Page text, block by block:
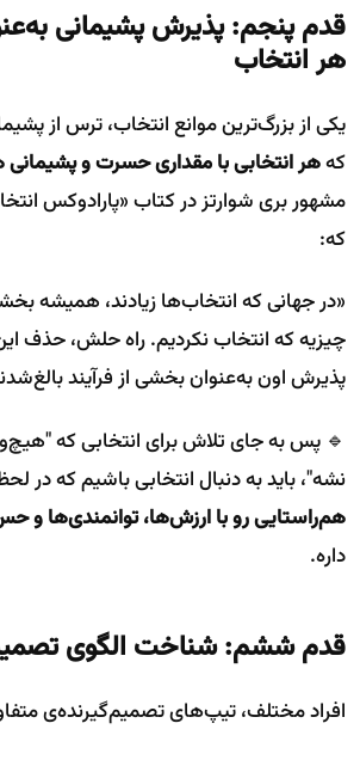
قدم پنجم: پذیرش پشیمانی
هر انتخاب
یکی از بزرگ‌ترین موانع انتخاب، ترس از
کههر انتخابی با مقداری حسرت و
مشهور بری شوارتز در کتاب «پارادوکس
که:
«در جهانی که انتخاب‌ها زیادند، همیشه
چیزیه که انتخاب نکردیم. راه حلش، حذف
پذیرش اون به‌عنوان بخشی از فرآیند
🔹 پس به جای تلاش برای انتخابی که
نشه"، باید به دنبال انتخابی باشیم که در
هم‌راستایی رو با ارزش‌ها، توانمندی‌ها و
داره.
قدم ششم: شناخت الگوی
افراد مختلف، تیپ‌های تصمیم‌گیرنده‌ی